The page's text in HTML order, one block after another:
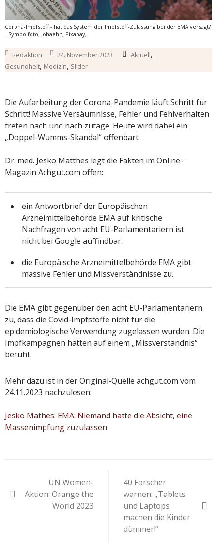
Corona-Impfstoff - hat das System der Impfstoff-Zulassung bei der EMA versagt?
- Symbolfoto; Johaehn, Pixabay,
Redaktion 24. November 2023 Aktuell,
Gesundheit, Medizin, Slider
Die Aufarbeitung der Corona-Pandemie läuft Schritt für
Schritt! Massive Versäumnisse, Fehler und Fehlverhalten
treten nach und nach zutage. Heute wird dabei ein
„Doppel-Wumms-Skandal“ offenbart.
Dr. med. Jesko Matthes legt die Fakten im Online-
Magazin Achgut.com offen:
ein Antwortbrief der Europäischen
Arzneimittelbehörde EMA auf kritische
Nachfragen von acht EU-Parlamentariern ist
nicht bei Google auffindbar.
die Europäische Arzneimittelbehörde EMA gibt
massive Fehler und Missverständnisse zu.
Die EMA gibt gegenüber den acht EU-Parlamentariern
zu, dass die Covid-Impfstoffe nicht für die
epidemiologische Verwendung zugelassen wurden. Die
Impfkampagnen hätten auf einem „Missverständnis“
beruht.
Mehr dazu ist in der Original-Quelle achgut.com vom
24.11.2023 nachzulesen:
Jesko Mathes: EMA: Niemand hatte die Absicht, eine
Massenimpfung zuzulassen
UN Women-
Aktion: Orange the
World 2023
40 Forscher
warnen: „Tablets
und Laptops
machen die Kinder
dümmer!“